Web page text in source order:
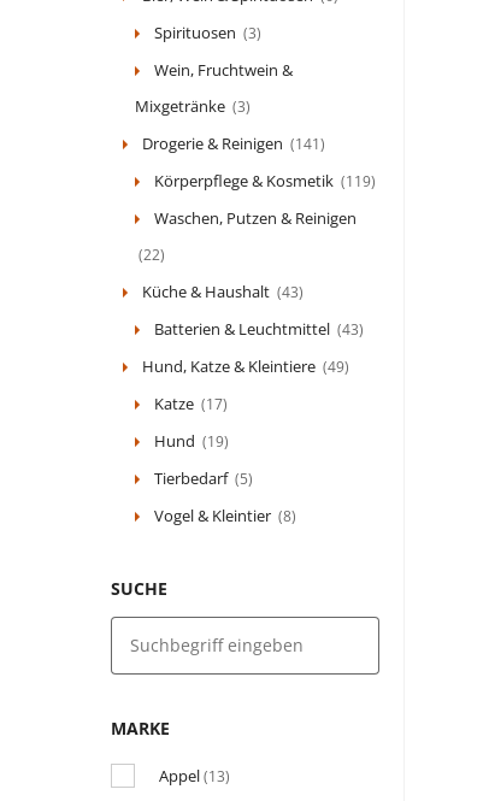
Spirituosen (3)
Wein, Fruchtwein &
Mixgetränke (3)
Drogerie & Reinigen (141)
Körperpflege & Kosmetik (119)
Waschen, Putzen & Reinigen
(22)
Küche & Haushalt (43)
Batterien & Leuchtmittel (43)
Hund, Katze & Kleintiere (49)
Katze (17)
Hund (19)
Tierbedarf (5)
Vogel & Kleintier (8)
SUCHE
MARKE
Appel(13)